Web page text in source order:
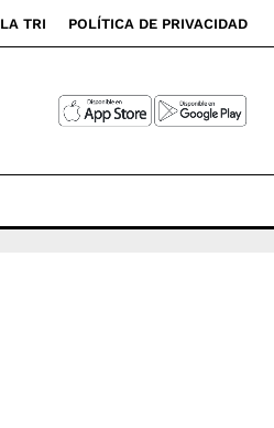
LA TRI POLÍTICA DE PRIVACIDAD